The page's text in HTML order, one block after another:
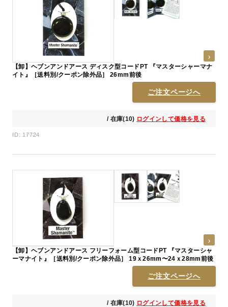
【卸】ヘブンアンドアース ディスク型コードPT 『マスターシャーマナ
イト』［送料別/クーポン除外品］ 26mm前後
ご注文ページへ
/ 在庫(10) ログインして価格を見る
ID: 17724
【卸】ヘブンアンドアース フリーフォーム型コードPT 『マスターシャ
ーマナイト』［送料別/クーポン除外品］ 19ｘ26mm〜24ｘ28mm前後
ご注文ページへ
/ 在庫(10) ログインして価格を見る